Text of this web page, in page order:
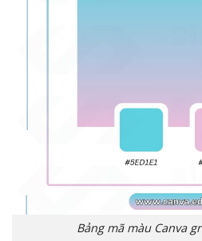
Bảng mã màu Canva